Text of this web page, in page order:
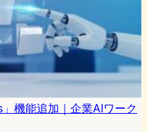
機能追加｜企業AIワーク